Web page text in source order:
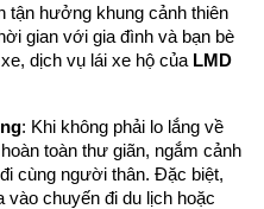
tận hưởng khung cảnh thiên
gian với gia đình và bạn bè
dịch vụ lái xe hộ của LMD
: Khi không phải lo lắng về
toàn thư giãn, ngắm cảnh
cùng người thân. Đặc biệt,
vào chuyến đi du lịch hoặc